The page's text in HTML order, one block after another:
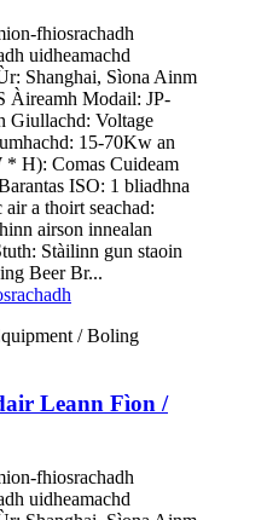
fhiosrachadh
uidheamachd
Shanghai, Sìona Ainm
Àireamh Modail: JP-
Giullachd: Voltage
15-70Kw an
H): Comas Cuideam
ISO: 1 bliadhna
air a thoirt seachad:
airson innealan
Stàilinn gun staoin
Beer Br...
Leann Fìon /
fhiosrachadh
uidheamachd